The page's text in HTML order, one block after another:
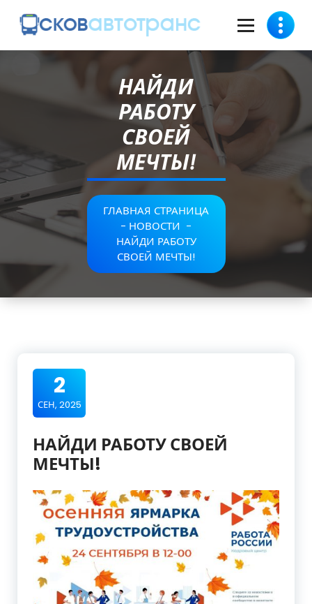
НАЙДИ
РАБОТУ
СВОЕЙ
МЕЧТЫ!
ГЛАВНАЯ СТРАНИЦА
- НОВОСТИ -
НАЙДИ РАБОТУ
СВОЕЙ МЕЧТЫ!
2
СЕН, 2025
НАЙДИ РАБОТУ СВОЕЙ
МЕЧТЫ!